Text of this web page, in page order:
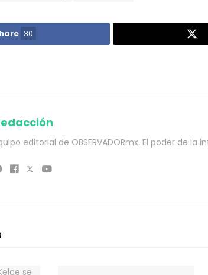
30
editorial de OBSERVADORmx. El poder de la